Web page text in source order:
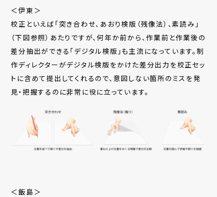
＜伊東＞
校正といえば「突き合わせ、あおり検版（残像法）、素読み」
（下図参照）あたりですが、何年か前から、作業前と作業後の
差分抽出ができる「デジタル検版」も主流になっています。制
作ディレクターがデジタル検版をかけた差分出力を校正セッ
トに含めて提出してくれるので、意図しない箇所のミスを発
見・把握するのに非常に役に立っています。
＜飯島＞